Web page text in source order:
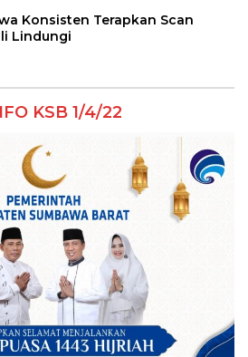
Konsisten Terapkan Scan
Lindungi
KSB 1/4/22